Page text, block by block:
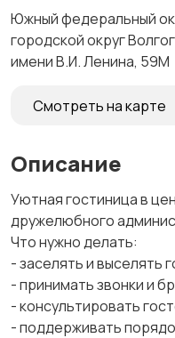
Южный федеральный
городской округ
имени В.И. Ленина, 59М
Смотреть на карте
Описание
Уютная гостиница в
дружелюбного
Что нужно делать:
- заселять и выселять
- принимать звонки и
- консультировать
- поддерживать